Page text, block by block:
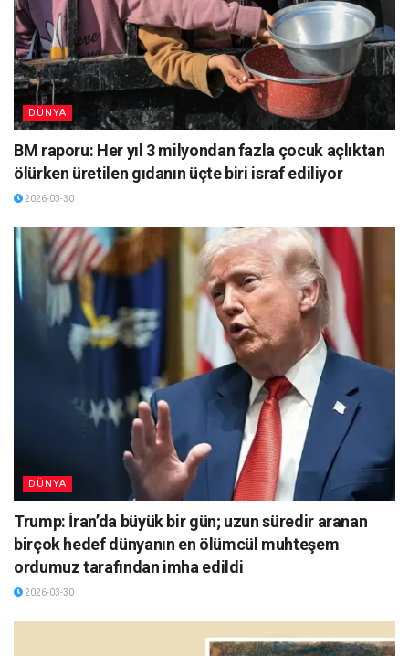
DÜNYA
BM raporu: Her yıl 3 milyondan fazla çocuk açlıktan
ölürken üretilen gıdanın üçte biri israf ediliyor
2026-03-30
DÜNYA
Trump: İran’da büyük bir gün; uzun süredir aranan
birçok hedef dünyanın en ölümcül muhteşem
ordumuz tarafından imha edildi
2026-03-30